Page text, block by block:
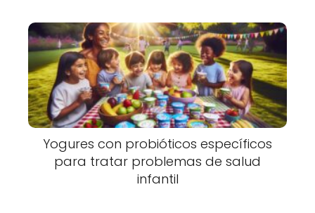
Yogures con probióticos específicos
para tratar problemas de salud
infantil